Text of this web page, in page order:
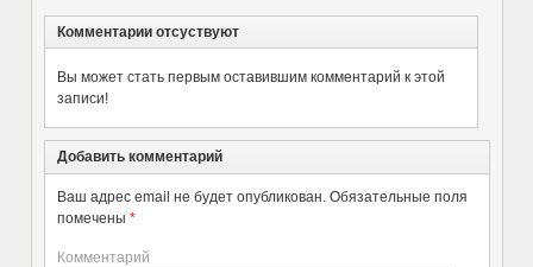
Комментарии отсуствуют
Вы может стать первым оставившим комментарий к этой
записи!
Добавить комментарий
Ваш адрес email не будет опубликован. Обязательные поля
помечены *
Комментарий